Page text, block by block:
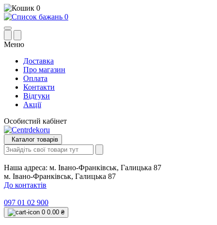
0
0
Меню
Доставка
Про магазин
Оплата
Контакти
Відгуки
Акції
Особистий кабінет
Каталог товарів
Наша адреса: м. Івано-Франківськ, Галицька 87
м. Івано-Франківськ, Галицька 87
До контактів
097 01 02 900
0 0.00 ₴